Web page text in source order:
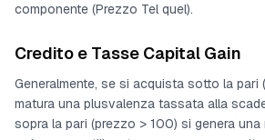
componente (Prezzo Tel quel).
Credito e Tasse Capital Gain
Generalmente, se si acquista sotto la pari
matura una plusvalenza tassata alla
sopra la pari (prezzo > 100) si genera